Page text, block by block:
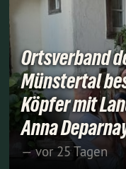
Ortsverband
Münstertal
Köpfer mit
Anna
— vor 25 Tagen